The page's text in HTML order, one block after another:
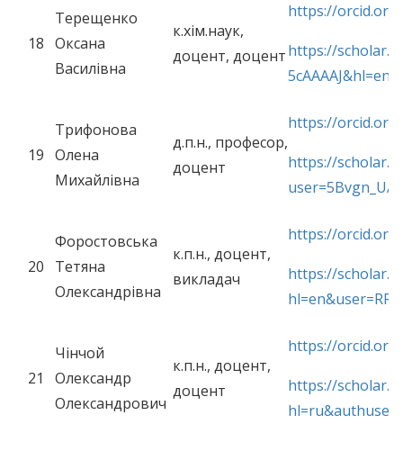
18
Терещенко
Оксана
Василівна
к.хім.наук,
доцент, доцент
https://
https://
19
Трифонова
Олена
Михайлівна
д.п.н., професор,
доцент
https://
https://
20
Форостовська
Тетяна
Олександрівна
к.п.н., доцент,
викладач
https://
https://
21
Чінчой
Олександр
Олександрович
к.п.н., доцент,
доцент
https://
https://